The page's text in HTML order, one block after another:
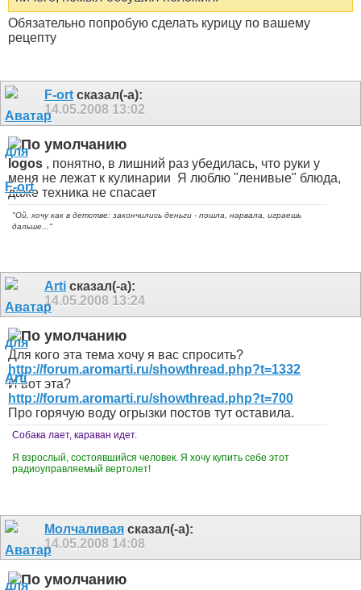
Обязательно попробую сделать курицу по вашему
рецепту
F-ort сказал(-а):
14.05.2008 13:02
logos , понятно, в лишний раз убедилась, что руки у
меня не лежат к кулинарии Я люблю "ленивые" блюда,
даже техника не спасает
"Ой, хочу как в детстве: закончились деньги - пошла, нарвала, играешь
дальше..."
Arti сказал(-а):
14.05.2008 13:24
Для кого эта тема хочу я вас спросить?
http://forum.aromarti.ru/showthread.php?t=1332
И вот эта?
http://forum.aromarti.ru/showthread.php?t=700
Про горячую воду огрызки постов тут оставила.
Собака лает, караван идет.
Я взрослый, состоявшийся человек. Я хочу купить себе этот
радиоуправляемый вертолет!
Молчаливая сказал(-а):
14.05.2008 14:08